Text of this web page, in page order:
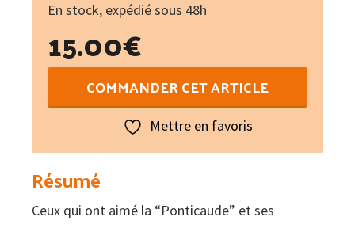
En stock, expédié sous 48h
15.00€
de
à
l'École
COMMANDER CET ARTICLE
Mettre en favoris
Résumé
Ceux qui ont aimé la “Ponticaude” et ses